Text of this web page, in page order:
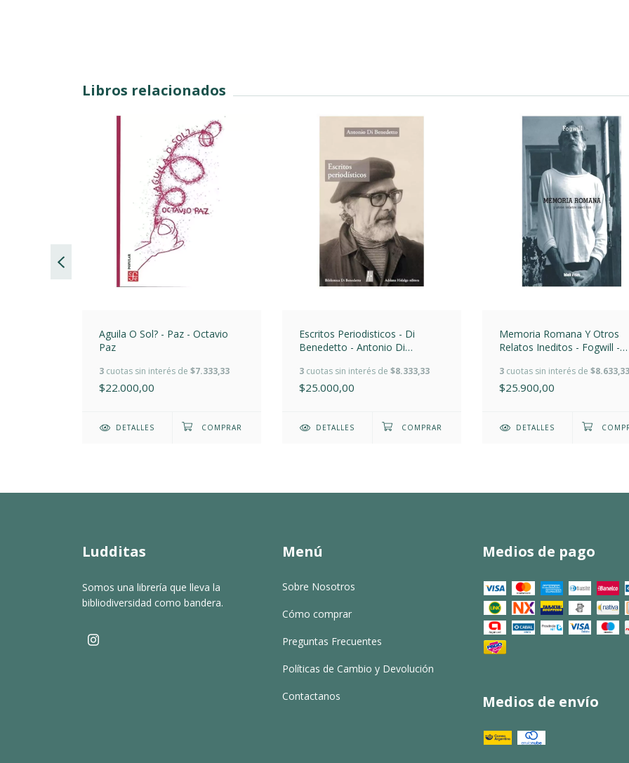
Libros relacionados
Aguila O Sol? - Paz - Octavio
Paz
3 cuotas sin interés de $7.333,33
$22.000,00
DETALLES
Escritos Periodisticos - Di
Benedetto - Antonio Di
3 cuotas sin interés de $8.333,33
$25.000,00
DETALLES
Memoria Romana Y Otros
Relatos Ineditos - Fogwill -
3 cuotas sin interés de $8.633,33
$25.900,00
DETALLES
Ludditas
Somos una librería que lleva la
bibliodiversidad como bandera.
Menú
Sobre Nosotros
Cómo comprar
Preguntas Frecuentes
Políticas de Cambio y Devolución
Contactanos
Medios de pago
Medios de envío